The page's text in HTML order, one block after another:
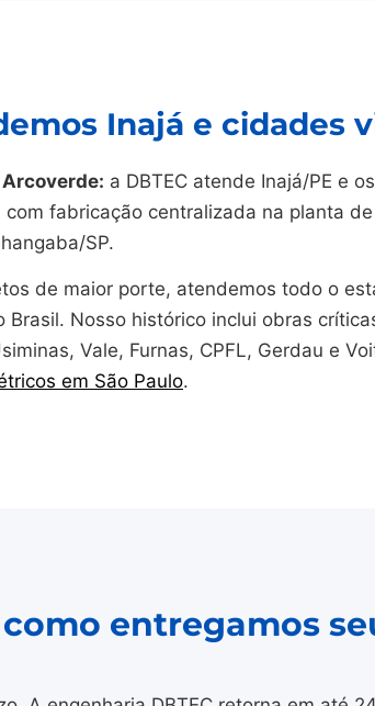
Inajá e cidades
a DBTEC atende Inajá/PE e
com fabricação centralizada na planta de
SP.
de maior porte, atendemos todo o
Brasil. Nosso histórico inclui obras
Vale, Furnas, CPFL, Gerdau e
em São Paulo.
entregamos